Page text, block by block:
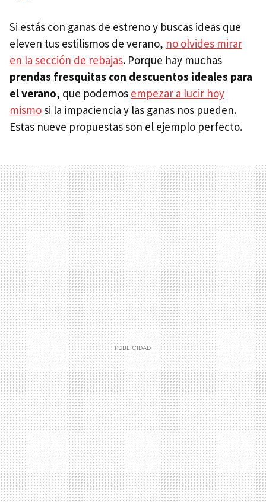
Si estás con ganas de estreno y buscas ideas que
eleven tus estilismos de verano, no olvides mirar
en la sección de rebajas. Porque hay muchas
prendas fresquitas con descuentos ideales para
el verano, que podemos empezar a lucir hoy
mismosi la impaciencia y las ganas nos pueden.
Estas nueve propuestas son el ejemplo perfecto.